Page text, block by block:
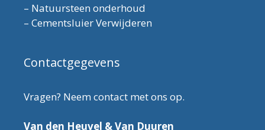
– Natuursteen onderhoud
– Cementsluier Verwijderen
Contactgegevens
Vragen? Neem contact met ons op.
Van den Heuvel & Van Duuren